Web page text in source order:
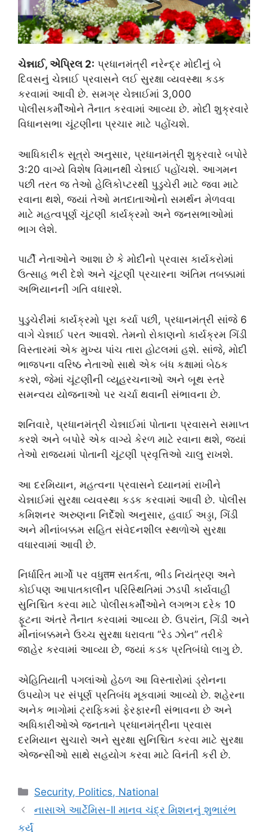
ચેન્નાઈ, એપ્રિલ 2: પ્રધાનમંત્રી નરેન્દ્ર મોદીનું બે
દિવસનું ચેન્નાઈ પ્રવાસને લઈ સુરક્ષા વ્યવસ્થા કડક
કરવામાં આવી છે. સમગ્ર ચેન્નાઈમાં 3,000
પોલીસકર્મીઓને તૈનાત કરવામાં આવ્યા છે. મોદી શુક્રવારે
વિધાનસભા ચૂંટણીના પ્રચાર માટે પહોંચશે.
આધિકારીક સૂત્રો અનુસાર, પ્રધાનમંત્રી શુક્રવારે બપોરે
3:20 વાગ્યે વિશેષ વિમાનથી ચેન્નાઈ પહોંચશે. આગમન
પછી તરત જ તેઓ હેલિકોપ્ટરથી પુડુચેરી માટે જવા માટે
રવાના થશે, જ્યાં તેઓ મતદાતાઓનો સમર્થન મેળવવા
માટે મહત્વપૂર્ણ ચૂંટણી કાર્યક્રમો અને જનસભાઓમાં
ભાગ લેશે.
પાર્ટી નેતાઓને આશા છે કે મોદીનો પ્રવાસ કાર્યકરોમાં
ઉત્સાહ ભરી દેશે અને ચૂંટણી પ્રચારના અંતિમ તબક્કામાં
અભિયાનની ગતિ વધારશે.
પુડુચેરીમાં કાર્યક્રમો પૂરા કર્યા પછી, પ્રધાનમંત્રી સાંજે 6
વાગે ચેન્નાઈ પરત આવશે. તેમનો રોકાણનો કાર્યક્રમ ગિંડી
વિસ્તારમાં એક મુખ્ય પાંચ તારા હોટલમાં હશે. સાંજે, મોદી
ભાજપના વરિષ્ઠ નેતાઓ સાથે એક બંધ કક્ષામાં બેઠક
કરશે, જેમાં ચૂંટણીની વ્યૂહરચનાઓ અને બૂથ સ્તરે
સમન્વય યોજનાઓ પર ચર્ચા થવાની સંભાવના છે.
શનિવારે, પ્રધાનમંત્રી ચેન્નાઈમાં પોતાના પ્રવાસને સમાપ્ત
કરશે અને બપોરે એક વાગ્યે કેરળ માટે રવાના થશે, જ્યાં
તેઓ રાજ્યમાં પોતાની ચૂંટણી પ્રવૃત્તિઓ ચાલુ રાખશે.
આ દરમિયાન, મહત્વના પ્રવાસને ધ્યાનમાં રાખીને
ચેન્નાઈમાં સુરક્ષા વ્યવસ્થા કડક કરવામાં આવી છે. પોલીસ
કમિશનર અરુણના નિર્દેશો અનુસાર, હવાઈ અડ્ડા, ગિંડી
અને મીનાંબક્કમ સહિત સંવેદનશીલ સ્થળોએ સુરક્ષા
વધારવામાં આવી છે.
નિર્ધારિત માર્ગો પર વધુतम સતર્કતા, ભીડ નિયંત્રણ અને
કોઈપણ આપાતકાલીન પરિસ્થિતિમાં ઝડપી કાર્યવાહી
સુનિશ્ચિત કરવા માટે પોલીસકર્મીઓને લગભગ દરેક 10
ફૂટના અંતરે તૈનાત કરવામાં આવ્યા છે. ઉપરાંત, ગિંડી અને
મીનાંબક્કમને ઉચ્ચ સુરક્ષા ધરાવતા “રેડ ઝોન” તરીકે
જાહેર કરવામાં આવ્યા છે, જ્યાં કડક પ્રતિબંધો લાગુ છે.
એહિતિયાતી પગલાંઓ હેઠળ આ વિસ્તારોમાં ડ્રોનના
ઉપયોગ પર સંપૂર્ણ પ્રતિબંધ મૂકવામાં આવ્યો છે. શહેરના
અનેક ભાગોમાં ટ્રાફિકમાં ફેરફારની સંભાવના છે અને
અધિકારીઓએ જનતાને પ્રધાનમંત્રીના પ્રવાસ
દરમિયાન સુચારો અને સુરક્ષા સુનિશ્ચિત કરવા માટે સુરક્ષા
એજન્સીઓ સાથે સહયોગ કરવા માટે વિનંતી કરી છે.
Categories
Security, Politics, National
નાસાએ આર્ટેમિસ-II માનવ ચંદ્ર મિશનનું શુભારંભ
કર્યું